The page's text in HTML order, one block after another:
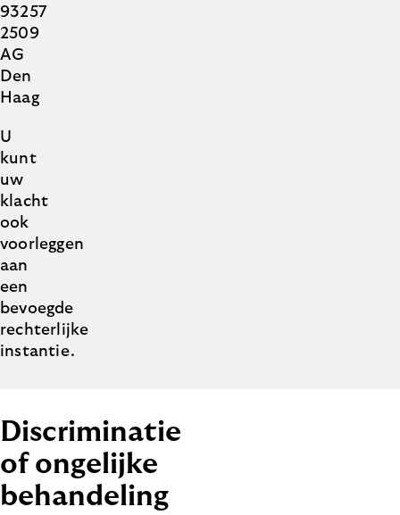
93257
2509
AG
Den
Haag
U
kunt
uw
klacht
ook
voorleggen
aan
een
bevoegde
rechterlijke
instantie.
Discriminatie
of ongelijke
behandeling